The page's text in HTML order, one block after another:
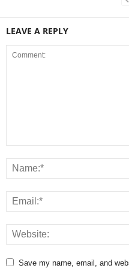
LEAVE A REPLY
Save my name, email, and